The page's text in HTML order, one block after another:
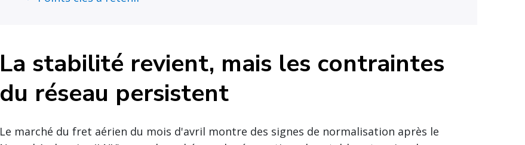
La stabilité revient, mais les contraintes
du réseau persistent
Le marché du fret aérien du mois d'avril montre des signes de normalisation après le